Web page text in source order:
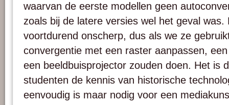
waarvan de eerste modellen geen
zoals bij de latere versies wel het geval was.
voortdurend onscherp, dus als we ze
convergentie met een raster aanpassen,
een beeldbuisprojector zouden doen. Het is
studenten de kennis van historische
eenvoudig is maar nodig voor een